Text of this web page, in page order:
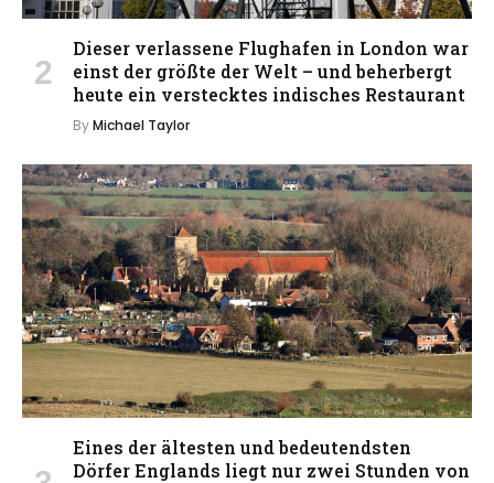
Dieser verlassene Flughafen in London war
einst der größte der Welt – und beherbergt
heute ein verstecktes indisches Restaurant
ByMichael Taylor
Eines der ältesten und bedeutendsten
Dörfer Englands liegt nur zwei Stunden von